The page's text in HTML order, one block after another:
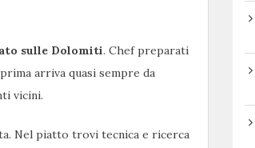
sulle Dolomiti. Chef preparati
arriva quasi sempre da
vicini.
Nel piatto trovi tecnica e ricerca